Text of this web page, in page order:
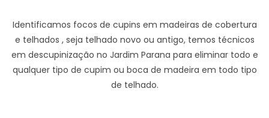
Identificamos focos de cupins em madeiras de cobertura
e telhados , seja telhado novo ou antigo, temos técnicos
em descupinização no Jardim Parana para eliminar todo e
qualquer tipo de cupim ou boca de madeira em todo tipo
de telhado.